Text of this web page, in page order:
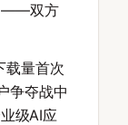
——双方
载量首次
争夺战中
级AI应